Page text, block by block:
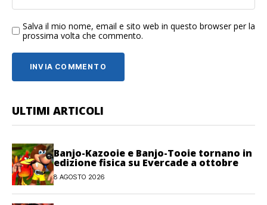
Salva il mio nome, email e sito web in questo browser per la
prossima volta che commento.
ULTIMI ARTICOLI
Banjo-Kazooie e Banjo-Tooie tornano in
edizione fisica su Evercade a ottobre
8 AGOSTO 2026